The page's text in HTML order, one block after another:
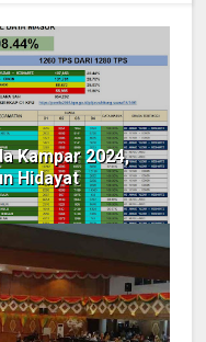
Kampar 2024,
Hidayat